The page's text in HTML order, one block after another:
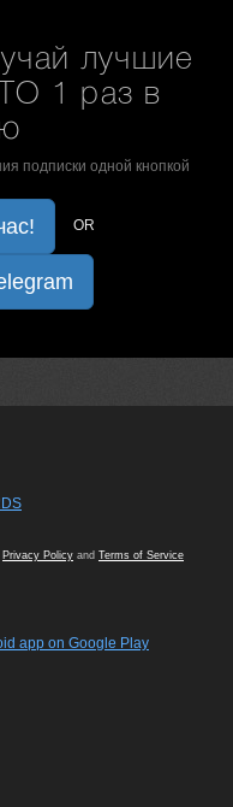
лучшие
1 раз в
подписки одной кнопкой
OR
Privacy Policy and Terms of Service